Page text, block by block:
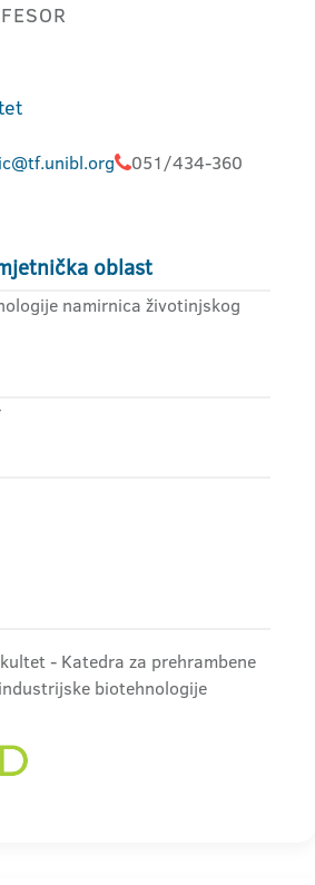
051/434-360
oblast
namirnica životinjskog
- Katedra za prehrambene
biotehnologije